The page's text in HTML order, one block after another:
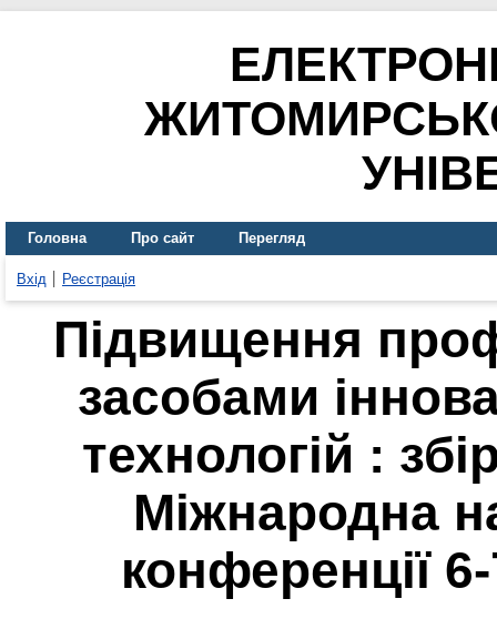
Головна Про сайт Перегляд
Вхід Реєстрація
Підвищення
засобами
технологій :
Міжнародна
конференції